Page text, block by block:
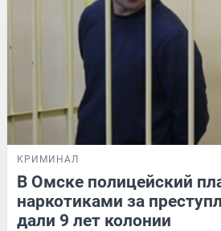
КРИМИНАЛ
В Омске полицейский
наркотиками за
дали 9 лет колонии